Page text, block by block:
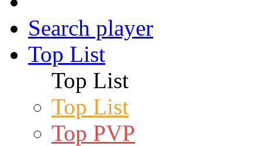
Search player
Top List
Top List
Top List
Top PVP